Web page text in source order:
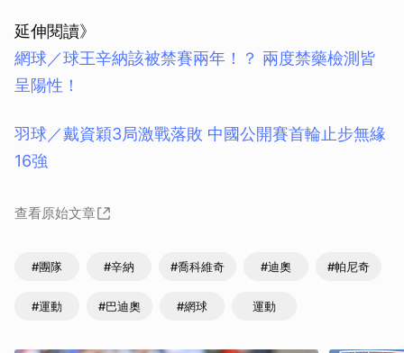
延伸閱讀》
網球／球王辛納該被禁賽兩年！？ 兩度禁藥檢測皆
呈陽性！
羽球／戴資穎3局激戰落敗 中國公開賽首輪止步無緣
16強
查看原始文章
#團隊 #辛納 #喬科維奇 #迪奧 #帕尼奇
#運動 #巴迪奧 #網球 運動